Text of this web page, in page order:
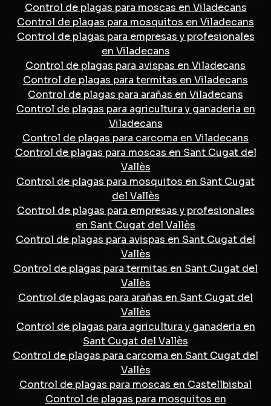
Control de plagas para moscas en Viladecans
Control de plagas para mosquitos en Viladecans
Control de plagas para empresas y profesionales
en Viladecans
Control de plagas para avispas en Viladecans
Control de plagas para termitas en Viladecans
Control de plagas para arañas en Viladecans
Control de plagas para agricultura y ganaderia en
Viladecans
Control de plagas para carcoma en Viladecans
Control de plagas para moscas en Sant Cugat del
Vallès
Control de plagas para mosquitos en Sant Cugat
del Vallès
Control de plagas para empresas y profesionales
en Sant Cugat del Vallès
Control de plagas para avispas en Sant Cugat del
Vallès
Control de plagas para termitas en Sant Cugat del
Vallès
Control de plagas para arañas en Sant Cugat del
Vallès
Control de plagas para agricultura y ganaderia en
Sant Cugat del Vallès
Control de plagas para carcoma en Sant Cugat del
Vallès
Control de plagas para moscas en Castellbisbal
Control de plagas para mosquitos en